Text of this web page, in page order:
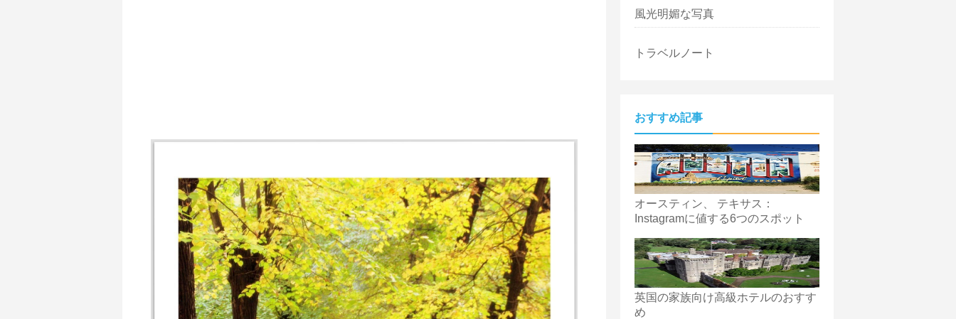
風光明媚な写真
トラベルノート
おすすめ記事
オースティン、 テキサス：
Instagramに値する6つのスポット
英国の家族向け高級ホテルのおすす
め